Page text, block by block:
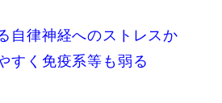
自律神経へのストレスか
すく免疫系等も弱る